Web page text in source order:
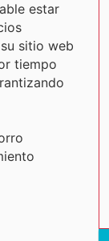
estar
sitio web
tiempo